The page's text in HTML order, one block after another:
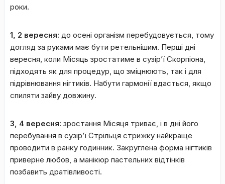
роки.
1, 2 вересня: до осені організм перебудовується, тому
догляд за руками має бути ретельнішим. Перші дні
вересня, коли Місяць зростатиме в сузір’ї Скорпіона,
підходять як для процедур, що зміцнюють, так і для
підрівнювання нігтиків. Набути гармонії вдасться, якщо
спиляти зайву довжину.
3, 4 вересня: зростання Місяця триває, і в дні його
перебування в сузір’ї Стрільця стрижку найкраще
проводити в ранку годинник. Закруглена форма нігтиків
приверне любов, а манікюр пастельних відтінків
позбавить дратівливості.